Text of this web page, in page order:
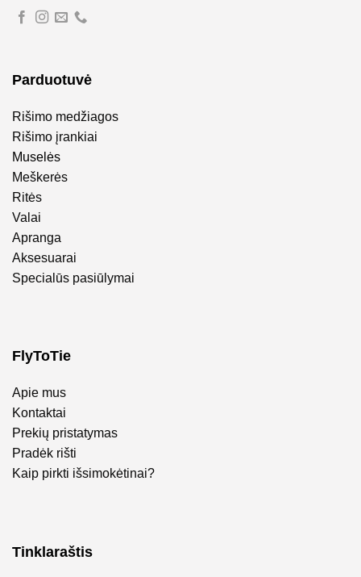
Parduotuvė
Rišimo medžiagos
Rišimo įrankiai
Muselės
Meškerės
Ritės
Valai
Apranga
Aksesuarai
Specialūs pasiūlymai
FlyToTie
Apie mus
Kontaktai
Prekių pristatymas
Pradėk rišti
Kaip pirkti išsimokėtinai?
Tinklaraštis